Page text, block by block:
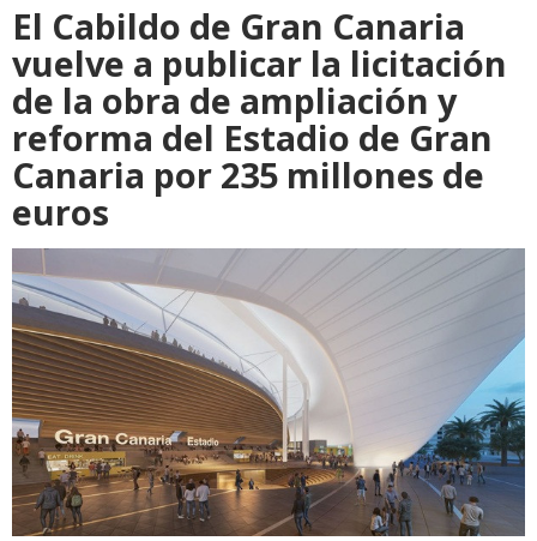
El Cabildo de Gran Canaria
vuelve a publicar la licitación
de la obra de ampliación y
reforma del Estadio de Gran
Canaria por 235 millones de
euros